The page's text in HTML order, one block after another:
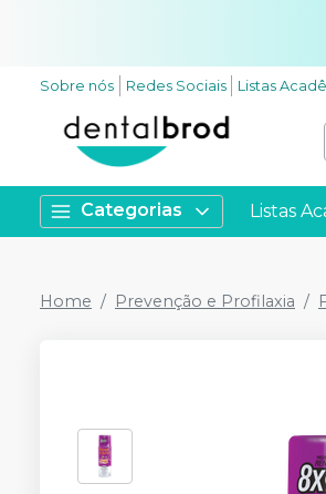
Sobre nós Redes Sociais Listas
Categorias Listas
Home Prevenção e Profilaxia